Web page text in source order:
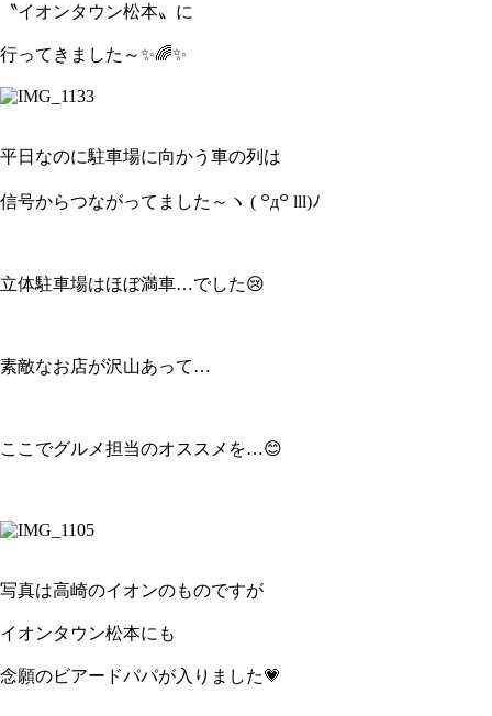
〝イオンタウン松本〟に
行ってきました～✨🌈✨
平日なのに駐車場に向かう車の列は
信号からつながってました～ヽ ( ꒪д꒪ lll)ﾉ
立体駐車場はほぼ満車…でした😢
素敵なお店が沢山あって…
ここでグルメ担当のオススメを…😊
写真は高崎のイオンのものですが
イオンタウン松本にも
念願のビアードパパが入りました💗